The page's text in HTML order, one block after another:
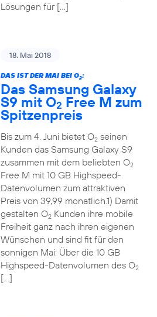
Lösungen für […]
18. Mai 2018
DAS IST DER MAI BEI O2:
Das Samsung Galaxy
S9 mit O2 Free M zum
Spitzenpreis
Bis zum 4. Juni bietet O2seinen
Kunden das Samsung Galaxy S9
zusammen mit dem beliebten O2
Free M mit 10 GB Highspeed-
Datenvolumen zum attraktiven
Preis von 39,99 monatlich.1) Damit
gestalten O2Kunden ihre mobile
Freiheit ganz nach ihren eigenen
Wünschen und sind fit für den
sonnigen Mai: Über die 10 GB
Highspeed-Datenvolumen des O2
[…]